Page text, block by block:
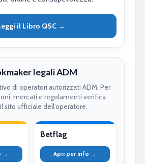
il Libro QSC →
legali ADM
di operatori autorizzati ADM. Per
mercati e regolamenti verifica
sito ufficiale dell’operatore.
→
Betflag
Apri per info →